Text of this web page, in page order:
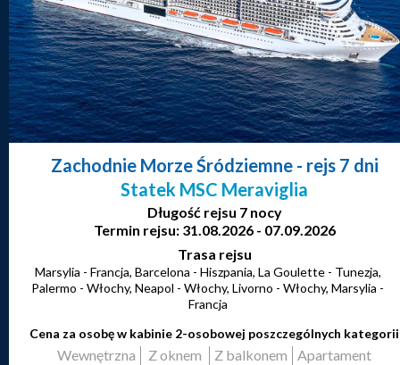
Zachodnie Morze Śródziemne- rejs 7 dni
Statek MSC Meraviglia
Długość rejsu 7 nocy
Termin rejsu: 31.08.2026 - 07.09.2026
Trasa rejsu
Marsylia - Francja, Barcelona - Hiszpania, La Goulette - Tunezja,
Palermo - Włochy, Neapol - Włochy, Livorno - Włochy, Marsylia -
Francja
Cena za osobę w kabinie 2-osobowej poszczególnych kategorii
Wewnętrzna
Z oknem
Z balkonem
Apartament